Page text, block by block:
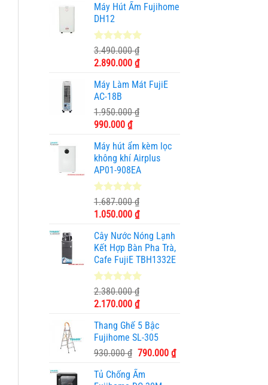
là:
1.690.000 ₫.
tại
1.350.000 ₫.
Máy Hút Ẩm Fujihome
DH12
5.00trên 5
dựa trên
2
đánh giá
3.490.000₫
Giá
là:
3.490.000 ₫.
2.890.000 ₫Giá
tại
2.890.000 ₫.
Máy Làm Mát FujiE
AC-18B
1.950.000₫
Giá
là:
1.950.000 ₫.
990.000 ₫Giá
tại
là:
990.000 ₫.
Máy hút ẩm kèm lọc
không khí Airplus
AP01-908EA
5.00trên 5
dựa trên
1
đánh giá
1.687.000₫
Giá
là:
1.687.000 ₫.
1.050.000 ₫Giá
tại
là:
1.050.000 ₫.
Cây Nước Nóng Lạnh
Kết Hợp Bàn Pha Trà,
Cafe FujiE TBH1332E
5.00trên 5
dựa trên
11
đánh giá
2.380.000₫
Giá
là:
2.380.000 ₫.
2.170.000 ₫Giá
tại
là:
2.170.000 ₫.
Thang Ghế 5 Bậc
Fujihome SL-305
930.000₫ Giá
là:
790.000 ₫Giá
Tủ Chống Ẩm